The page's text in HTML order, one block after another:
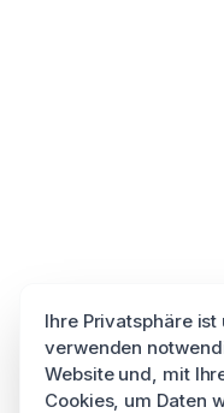
Ihre Privatsphäre
verwenden
Website und, mit
Cookies, um Daten